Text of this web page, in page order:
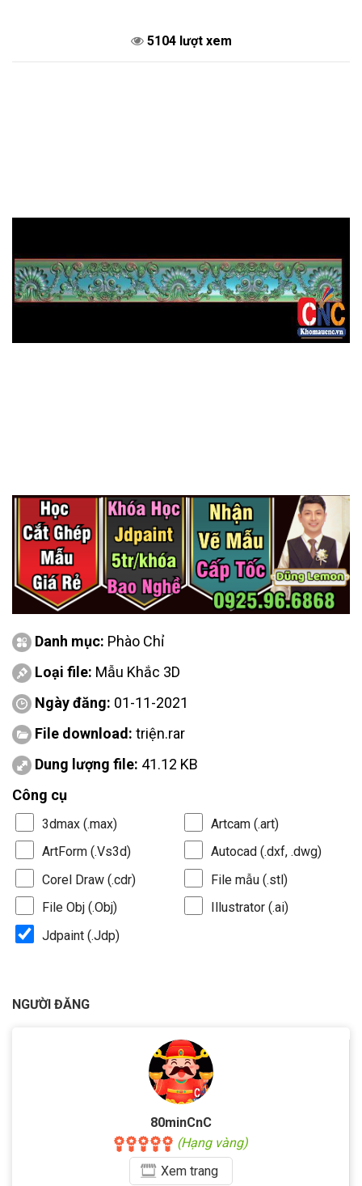
5104 lượt xem
Danh mục: Phào Chỉ
Loại file: Mẫu Khắc 3D
Ngày đăng: 01-11-2021
File download: triện.rar
Dung lượng file: 41.12 KB
Công cụ
3dmax (.max)
Artcam (.art)
ArtForm (.Vs3d)
Autocad (.dxf, .dwg)
Corel Draw (.cdr)
File mẫu (.stl)
File Obj (.Obj)
Illustrator (.ai)
Jdpaint (.Jdp)
NGƯỜI ĐĂNG
80minCnC
(Hạng vàng)
Xemtrang